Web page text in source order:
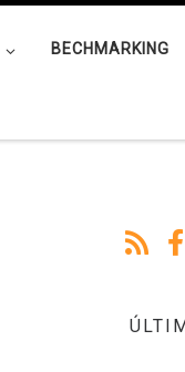
BECHMARKING